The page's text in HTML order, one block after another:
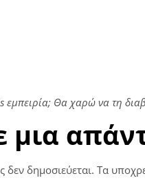
εμπειρία; Θα χαρώ να τη
μια
δεν δημοσιεύεται. Τα